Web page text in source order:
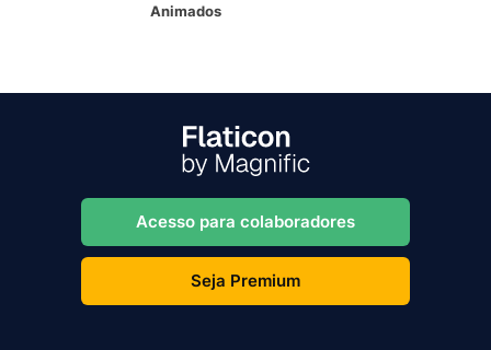
Animados
Acesso para colaboradores
Seja Premium